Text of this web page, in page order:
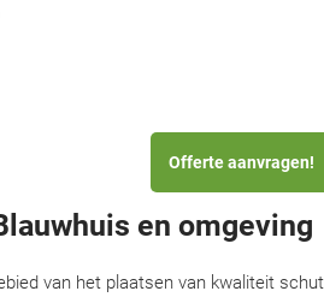
Offerte aanvragen!
en omgeving
van het plaatsen van kwaliteit